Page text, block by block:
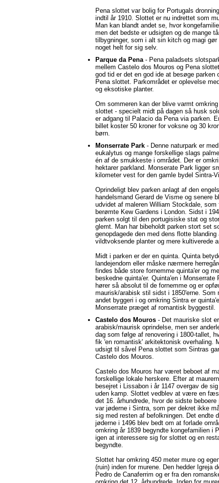
Pena slottet var bolig for Portugals
indtil år 1910. Slottet er nu indrettet som
Man kan blandt andet se, hvor
men det bedste er udsigten og de mange
tilbygninger, som i alt sin kitch og magi
noget helt for sig selv.
Parque da Pena- Pena paladsets
mellem Castelo dos Mouros og Pena
god tid er det en god ide at besøge parken
Pena slottet. Parkområdet er oplevelse
og eksotiske planter.
Om sommeren kan der blive varmt
slottet - specielt midt på dagen så husk
er adgang til Palacio da Pena via parken.
billet koster 50 kroner for voksne og 30
børn.
Monserrate Park - Denne naturpark er
eukalytus og mange forskellige slags
én af de smukkeste i området. Der er
hektarer parkland. Monserate Park ligger
kilometer vest for den gamle bydel Sintra-
Oprindeligt blev parken anlagt af den
handelsmand Gerard de Visme og senere
udvidet af maleren William Stockdale,
berømte Kew Gardens i London. Sidst i
parken solgt til den portugisiske stat og
glemt. Man har bibeholdt parken stort set
genopdagede den med dens flotte blanding
vildtvoksende planter og mere kultiverede
Midt i parken er der en quinta. Quinta
landejendom eller måske nærmere
findes både store fornemme quinta'er og
beskedne quinta'er. Quinta'en i Monserrate
hører så absolut til de fornemme og er
maurisk/arabisk stil sidst i 1850'erne. Som
andet byggeri i og omkring Sintra er
Monserrate præget af romantisk byggestil.
Castelo dos Mouros - Det mauriske slot
arabisk/maurisk oprindelse, men ser
dag som følge af renovering i 1800-tallet,
fik 'en romantisk' arkitektonisk overhaling.
udsigt til såvel Pena slottet som Sintras
Castelo dos Mouros.
Castelo dos Mouros har været beboet af
forskellige lokale herskere. Efter at
besejret i Lissabon i år 1147 overgav de
uden kamp. Slottet vedblev at være en
det 16. århundrede, hvor de sidste
var jøderne i Sintra, som per dekret ikke
sig med resten af befolkningen. Det endte
jøderne i 1496 blev bedt om at forlade
omkring år 1839 begyndte kongefamilien i
igen at interessere sig for slottet og en
begyndte.
Slottet har omkring 450 meter mure og
(ruin) inden for murene. Den hedder Igreja
Pedro de Canaferrim og er fra den